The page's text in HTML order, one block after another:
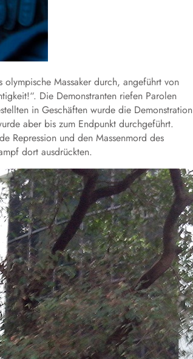
olympische Massaker durch, angeführt von
Die Demonstranten riefen Parolen
in Geschäften wurde die Demonstration
aber bis zum Endpunkt durchgeführt.
Repression und den Massenmord des
dort ausdrückten.